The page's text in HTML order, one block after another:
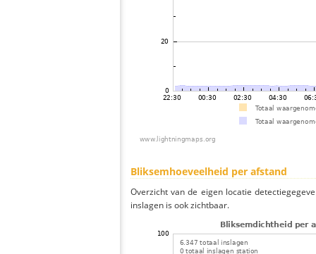
Bliksemhoeveelheid per afstand
Overzicht van de eigen locatie
inslagen is ook zichtbaar.